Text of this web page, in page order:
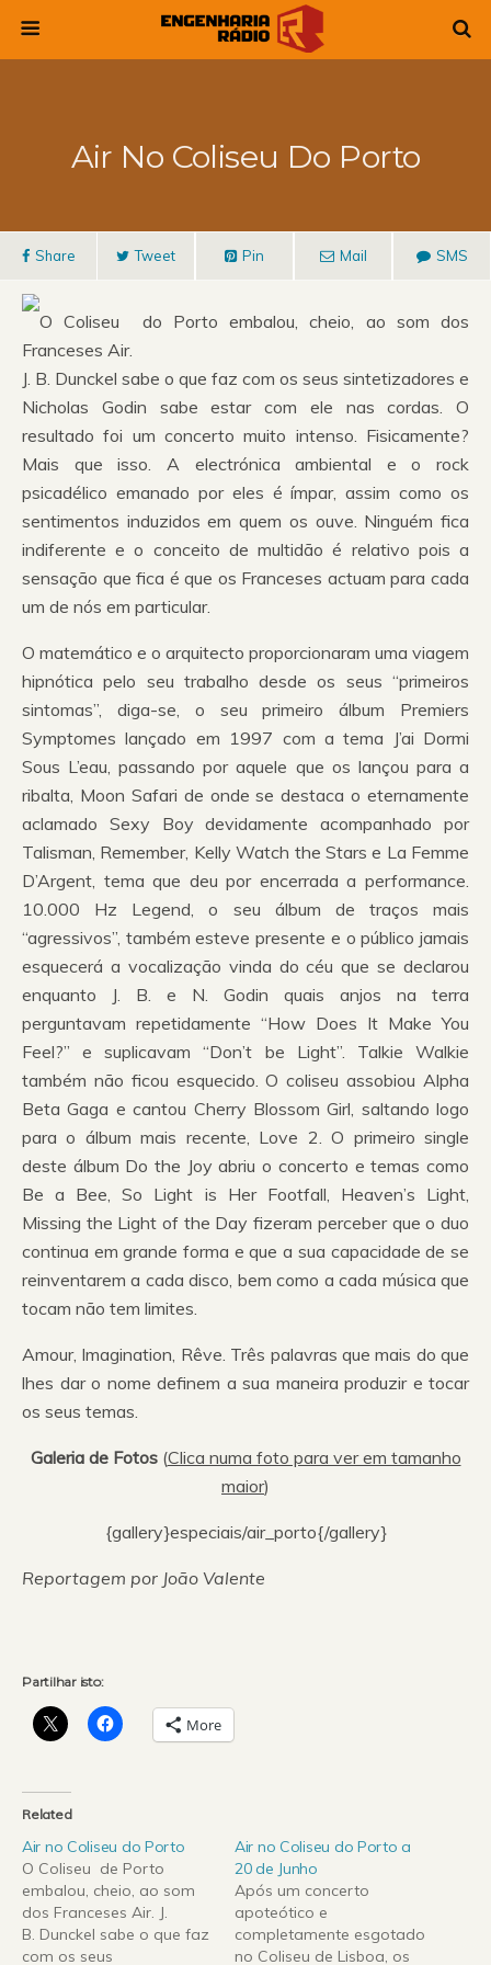
Air No Coliseu Do Porto
Share Tweet Pin Mail SMS
O Coliseu do Porto embalou, cheio, ao som dos
Franceses Air.
J. B. Dunckel sabe o que faz com os seus sintetizadores e
Nicholas Godin sabe estar com ele nas cordas. O
resultado foi um concerto muito intenso. Fisicamente?
Mais que isso. A electrónica ambiental e o rock
psicadélico emanado por eles é ímpar, assim como os
sentimentos induzidos em quem os ouve. Ninguém fica
indiferente e o conceito de multidão é relativo pois a
sensação que fica é que os Franceses actuam para cada
um de nós em particular.
O matemático e o arquitecto proporcionaram uma viagem
hipnótica pelo seu trabalho desde os seus “primeiros
sintomas”, diga-se, o seu primeiro álbum Premiers
Symptomes lançado em 1997 com a tema J’ai Dormi
Sous L’eau, passando por aquele que os lançou para a
ribalta, Moon Safari de onde se destaca o eternamente
aclamado Sexy Boy devidamente acompanhado por
Talisman, Remember, Kelly Watch the Stars e La Femme
D’Argent, tema que deu por encerrada a performance.
10.000 Hz Legend, o seu álbum de traços mais
“agressivos”, também esteve presente e o público jamais
esquecerá a vocalização vinda do céu que se declarou
enquanto J. B. e N. Godin quais anjos na terra
perguntavam repetidamente “How Does It Make You
Feel?” e suplicavam “Don’t be Light”. Talkie Walkie
também não ficou esquecido. O coliseu assobiou Alpha
Beta Gaga e cantou Cherry Blossom Girl, saltando logo
para o álbum mais recente, Love 2. O primeiro single
deste álbum Do the Joy abriu o concerto e temas como
Be a Bee, So Light is Her Footfall, Heaven’s Light,
Missing the Light of the Day fizeram perceber que o duo
continua em grande forma e que a sua capacidade de se
reinventarem a cada disco, bem como a cada música que
tocam não tem limites.
Amour, Imagination, Rêve. Três palavras que mais do que
lhes dar o nome definem a sua maneira produzir e tocar
os seus temas.
Galeria de Fotos(Clica numa foto para ver em tamanho
maior)
{gallery}especiais/air_porto{/gallery}
Reportagem por João Valente
Partilhar isto:
More
Related
Air no Coliseu do Porto
O Coliseu de Porto
embalou, cheio, ao som
dos Franceses Air. J.
B. Dunckel sabe o que faz
com os seus
Air no Coliseu do Porto a
20 de Junho
Após um concerto
apoteótico e
completamente esgotado
no Coliseu de Lisboa, os